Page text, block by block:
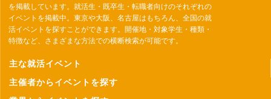
を掲載しています。就活生・既卒生・転職者向けのそれぞれの
イベントを掲載中。東京や大阪、名古屋はもちろん、全国の就
活イベントを探すことができます。開催地・対象学生・種類・
特徴など、さまざまな方法での横断検索が可能です。
主な就活イベント
主催者からイベントを探す